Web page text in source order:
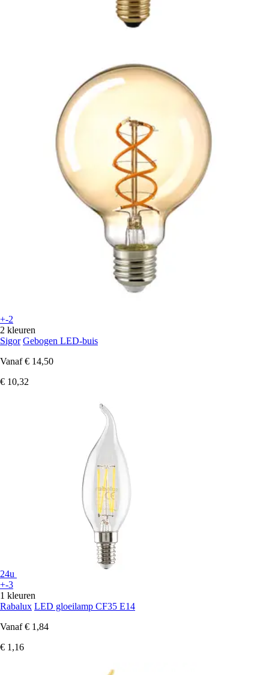
+-2
2 kleuren
Sigor Gebogen LED-buis
Vanaf € 14,50
€ 10,32
24u
+-3
1 kleuren
Rabalux LED gloeilamp CF35 E14
Vanaf € 1,84
€ 1,16